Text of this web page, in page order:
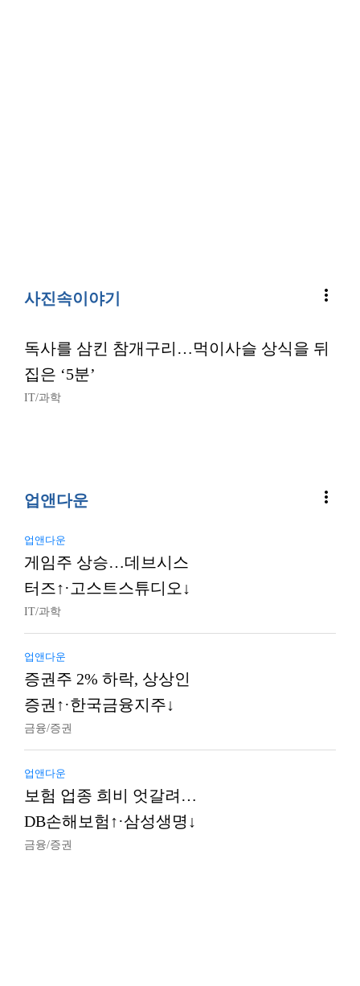
사진속이야기 more_vert
독사를 삼킨 참개구리…먹이사슬 상식을 뒤
집은 ‘5분’
IT/과학
업앤다운 more_vert
업앤다운
게임주 상승…데브시스
터즈↑·고스트스튜디오↓
IT/과학
업앤다운
증권주 2% 하락, 상상인
증권↑·한국금융지주↓
금융/증권
업앤다운
보험 업종 희비 엇갈려…
DB손해보험↑·삼성생명↓
금융/증권